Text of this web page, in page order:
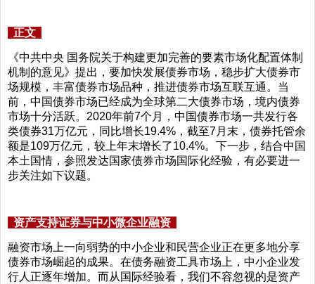
正文
《中共中央 国务院关于构建更加完善的要素市场化配置体制
机制的意见》提出，要加快发展债券市场，稳步扩大债券市
场规模，丰富债券市场品种，推进债券市场互联互通。当
前，中国债券市场已经成为全球第二大债券市场，境内债券
市场十分活跃。2020年前7个月，中国债券市场一共发行各
类债券31万亿元，同比增长19.4%，截至7月末，债券托管余
额是109万亿元，较上年末增长了10.4%。下一步，结合中国
本土国情，参照发达国家债券市场国际化经验，有必要进一
步关注如下议题。
资产支持证券与中小微企业融资
融资市场上一向弱势的中小企业和民营企业正在更多地分享
债券市场崛起的成果。在债务融资工具市场上，中小企业发
行人正逐年增加。而从国际经验看，我们不容忽视的是资产